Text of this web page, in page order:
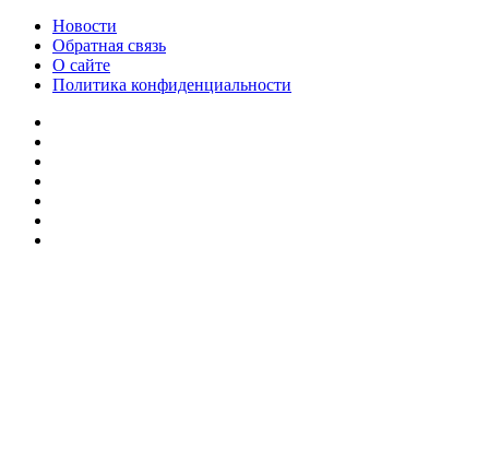
Новости
Обратная связь
О сайте
Политика конфиденциальности